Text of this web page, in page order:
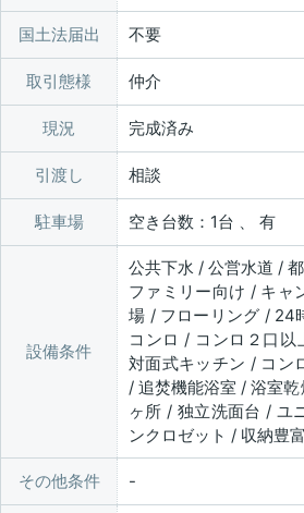
国土法届出 不要
取引態様 仲介
現況 完成済み
引渡し 相談
駐車場 空き台数：1台 、 有
設備条件
公共下水 / 公営水道 /
ファミリー向け / キャ
場 / フローリング / 24
コンロ / コンロ２口
対面式キッチン / コン
/ 追焚機能浴室 / 浴室
ヶ所 / 独立洗面台 / ユ
ンクロゼット / 収納豊富
その他条件